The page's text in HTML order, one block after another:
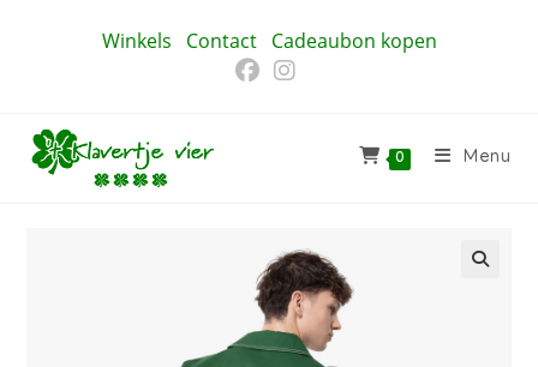
Winkels Contact Cadeaubon kopen
0 Menu